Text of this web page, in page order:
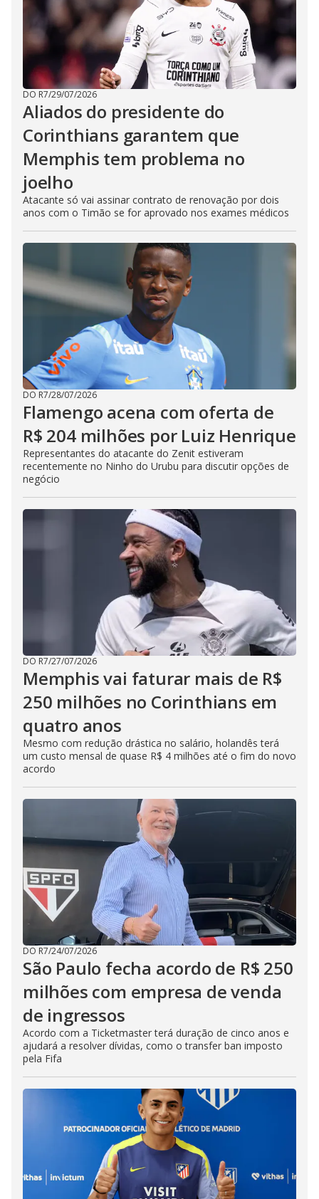
DO R7/29/07/2026
Aliados do presidente do
Corinthians garantem que
Memphis tem problema no
joelho
Atacante só vai assinar contrato de renovação por dois
anos com o Timão se for aprovado nos exames médicos
DO R7/28/07/2026
Flamengo acena com oferta de
R$ 204 milhões por Luiz Henrique
Representantes do atacante do Zenit estiveram
recentemente no Ninho do Urubu para discutir opções de
negócio
DO R7/27/07/2026
Memphis vai faturar mais de R$
250 milhões no Corinthians em
quatro anos
Mesmo com redução drástica no salário, holandês terá
um custo mensal de quase R$ 4 milhões até o fim do novo
acordo
DO R7/24/07/2026
São Paulo fecha acordo de R$ 250
milhões com empresa de venda
de ingressos
Acordo com a Ticketmaster terá duração de cinco anos e
ajudará a resolver dívidas, como o transfer ban imposto
pela Fifa